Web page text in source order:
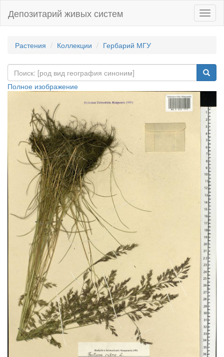
Депозитарий живых систем
Растения Коллекции Гербарий МГУ
Полное изображение